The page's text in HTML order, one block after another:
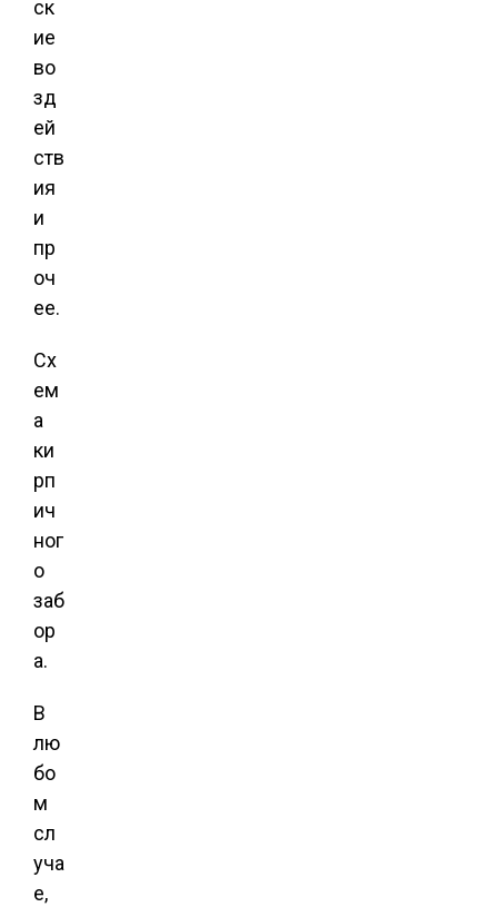
ск
ие
во
зд
ей
ств
ия
и
пр
оч
ее.
Сх
ем
а
ки
рп
ич
ног
о
заб
ор
а.
В
лю
бо
м
сл
уча
е,